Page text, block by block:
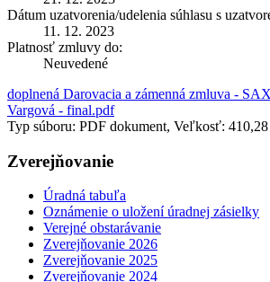
Dátum uzatvorenia/udelenia súhlasu s
11. 12. 2023
Platnosť zmluvy do:
Neuvedené
doplnená Darovacia a zámenná zmluva -
Vargová - final.pdf
Typ súboru: PDF dokument, Veľkosť:
Zverejňovanie
Úradná tabuľa
Oznámenie o uložení úradnej zásielky
Verejné obstarávanie
Zverejňovanie 2026
Zverejňovanie 2025
Zverejňovanie 2024